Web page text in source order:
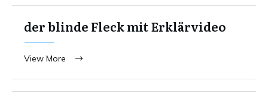
der blinde Fleck mit Erklärvideo
View More